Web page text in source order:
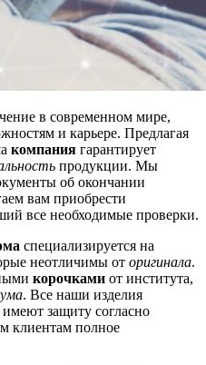
в современном мире,
и карьере. Предлагая
компания гарантирует
продукции. Мы
об окончании
вам приобрести
все необходимые проверки.
специализируется на
неотличимы от оригинала.
корочками от института,
. Все наши изделия
защиту согласно
клиентам полное